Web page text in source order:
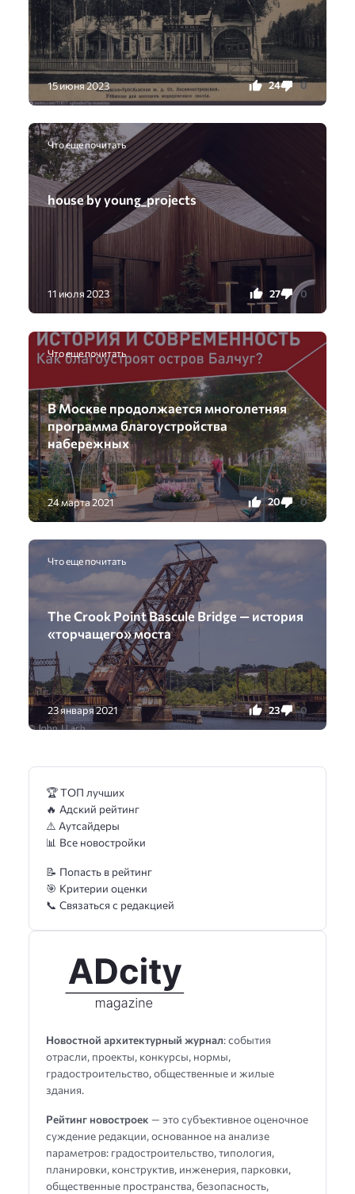
15 июня 2023 24 0
Что еще почитать
house by young_projects
11 июля 2023 27 0
Что еще почитать
В Москве продолжается многолетняя
программа благоустройства
набережных
24 марта 2021 20 0
Что еще почитать
The Crook Point Bascule Bridge — история
«торчащего» моста
23 января 2021 23 0
Новостной архитектурный журнал: события
отрасли, проекты, конкурсы, нормы,
градостроительство, общественные и жилые
здания.
Рейтинг новостроек — это субъективное оценочное
суждение редакции, основанное на анализе
параметров: градостроительство, типология,
планировки, конструктив, инженерия, парковки,
общественные пространства, безопасность,
🏆 ТОП лучших
🔥 Адский рейтинг
⚠️ Аутсайдеры
📊 Все новостройки
📝 Попасть в рейтинг
🎯 Критерии оценки
📞 Связаться с редакцией